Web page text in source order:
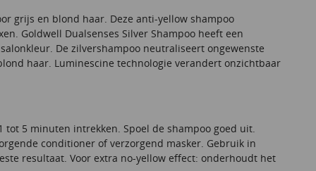
grijs en blond haar. Deze anti-yellow shampoo
Goldwell Dualsenses Silver Shampoo heeft een
De zilvershampoo neutraliseert ongewenste
haar. Luminescine technologie verandert onzichtbaar
5 minuten intrekken. Spoel de shampoo goed uit.
conditioner of verzorgend masker. Gebruik in
resultaat. Voor extra no-yellow effect: onderhoudt het